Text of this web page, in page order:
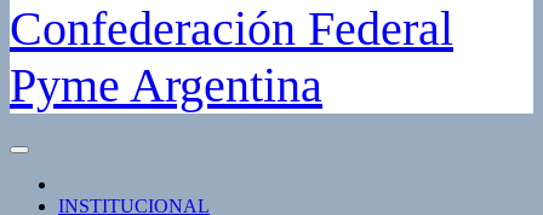
Confederación Federal
Pyme Argentina
INSTITUCIONAL